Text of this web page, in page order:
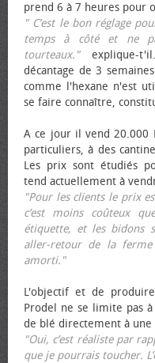
prend 6 à 7 heures pour
" C’est le bon réglage
temps à côté et ne
tourteaux."explique-
décantage de 3
comme l'hexane n'est
se faire connaître,
A ce jour il vend 20.000
particuliers, à des
Les prix sont étudiés
tend actuellement à
"Pour les clients le prix
c’est moins coûteux
étiquette, et les bidons
aller-retour de la
amorti."
L'objectif et de
Prodel ne se limite pas
de blé directement à
"Oui, c’est réaliste par
que je pourrais toucher.